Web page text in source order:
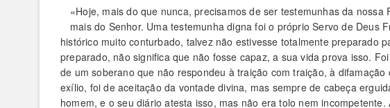
«Hoje, mais do que nunca, precisamos de ser testemunhas da
mais do Senhor. Uma testemunha digna foi o próprio Servo de Deus
histórico muito conturbado, talvez não estivesse totalmente preparado
preparado, não significa que não fosse capaz, a sua vida prova isso.
de um soberano que não respondeu à traição com traição, à
exílio, foi de aceitação da vontade divina, mas sempre de cabeça
homem, e o seu diário atesta isso, mas não era tolo nem